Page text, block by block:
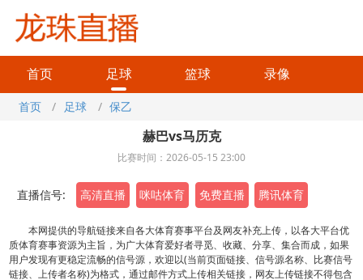
首页 足球 篮球 录像
首页 / 足球 / 保乙
赫巴vs马历克
比赛时间：2026-05-15 23:00
直播信号: 高清直播 咪咕体育 免费直播 腾讯体育
本网提供的导航链接来自各大体育赛事平台及网友补充上传，以各大平台优
质体育赛事资源为主旨，为广大体育爱好者寻觅、收藏、分享、集合而成，如果
用户发现有更稳定流畅的信号源，欢迎以(当前页面链接、信号源名称、比赛信号
链接、上传者名称)为格式，通过邮件方式上传相关链接，网友上传链接不得包含